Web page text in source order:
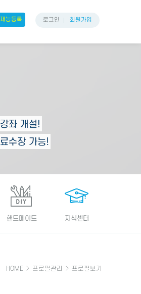
재능등록 로그인 회원가입
핸드메이드 지식센터
HOME 프로필관리 프로필보기